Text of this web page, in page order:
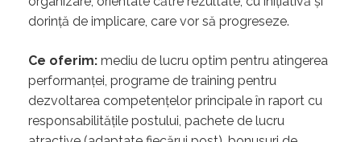
dorință de implicare, care vor să progreseze.
Ce oferim: mediu de lucru optim pentru atingerea
performanței, programe de training pentru
dezvoltarea competențelor principale în raport cu
responsabilitățile postului, pachete de lucru